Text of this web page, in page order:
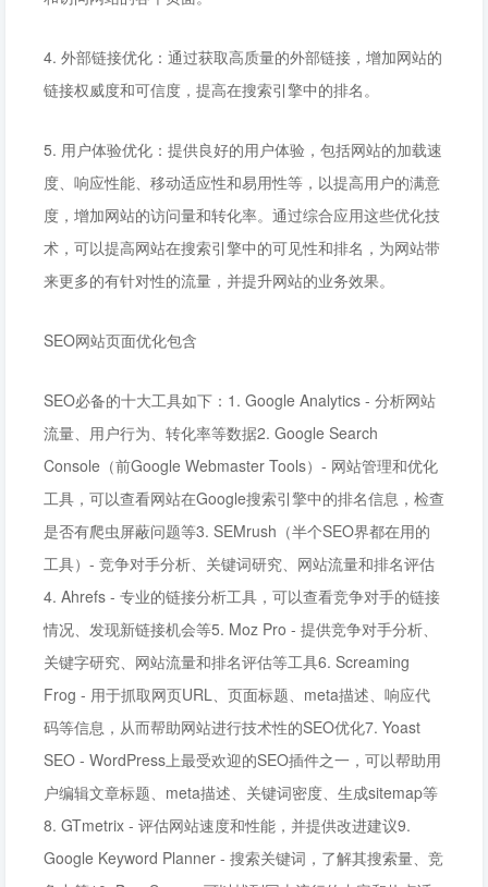
4. 外部链接优化：通过获取高质量的外部链接，增加网站的
链接权威度和可信度，提高在搜索引擎中的排名。
5. 用户体验优化：提供良好的用户体验，包括网站的加载速
度、响应性能、移动适应性和易用性等，以提高用户的满意
度，增加网站的访问量和转化率。通过综合应用这些优化技
术，可以提高网站在搜索引擎中的可见性和排名，为网站带
来更多的有针对性的流量，并提升网站的业务效果。
SEO网站页面优化包含
SEO必备的十大工具如下：1. Google Analytics - 分析网站
流量、用户行为、转化率等数据2. Google Search
Console（前Google Webmaster Tools）- 网站管理和优化
工具，可以查看网站在Google搜索引擎中的排名信息，检查
是否有爬虫屏蔽问题等3. SEMrush（半个SEO界都在用的
工具）- 竞争对手分析、关键词研究、网站流量和排名评估
4. Ahrefs - 专业的链接分析工具，可以查看竞争对手的链接
情况、发现新链接机会等5. Moz Pro - 提供竞争对手分析、
关键字研究、网站流量和排名评估等工具6. Screaming
Frog - 用于抓取网页URL、页面标题、meta描述、响应代
码等信息，从而帮助网站进行技术性的SEO优化7. Yoast
SEO - WordPress上最受欢迎的SEO插件之一，可以帮助用
户编辑文章标题、meta描述、关键词密度、生成sitemap等
8. GTmetrix - 评估网站速度和性能，并提供改进建议9.
Google Keyword Planner - 搜索关键词，了解其搜索量、竞